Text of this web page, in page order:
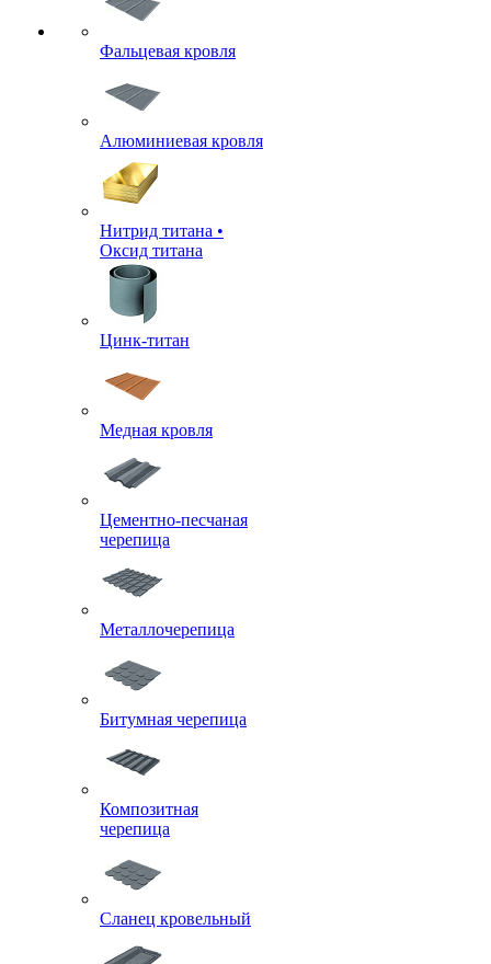
Фальцевая кровля
Алюминиевая кровля
Нитрид титана •
Оксид титана
Цинк-титан
Медная кровля
Цементно-песчаная
черепица
Металлочерепица
Битумная черепица
Композитная
черепица
Сланец кровельный